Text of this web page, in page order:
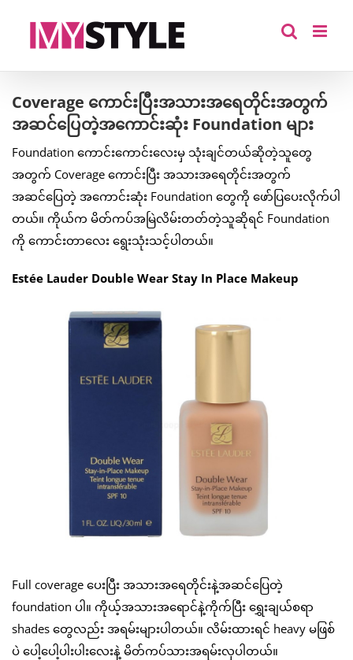
Coverage ကောင်းပြီးအသားအရေတိုင်းအတွက်
အဆင်ပြေတဲ့အကောင်းဆုံး Foundation များ
Foundation ကောင်းကောင်းလေးမှ သုံးချင်တယ်ဆိုတဲ့သူတွေ
အတွက် Coverage ကောင်းပြီး အသားအရေတိုင်းအတွက်
အဆင်ပြေတဲ့ အကောင်းဆုံး Foundation တွေကို ဖော်ပြပေးလိုက်ပါ
တယ်။ ကိုယ်က မိတ်ကပ်အမြဲလိမ်းတတ်တဲ့သူဆိုရင် Foundation
ကို ကောင်းတာလေး ရွေးသုံးသင့်ပါတယ်။
Estée Lauder Double Wear Stay In Place Makeup
Full coverage ပေးပြီး အသားအရေတိုင်းနဲ့အဆင်ပြေတဲ့
foundation ပါ။ ကိုယ့်အသားအရောင်နဲ့ကိုက်ပြီး ရွှေးချယ်စရာ
shades တွေလည်း အရမ်းများပါတယ်။ လိမ်းထားရင် heavy မဖြစ်
ပဲ ပေါ့ပေါ့ပါးပါးလေးနဲ့ မိတ်ကပ်သားအရမ်းလှပါတယ်။